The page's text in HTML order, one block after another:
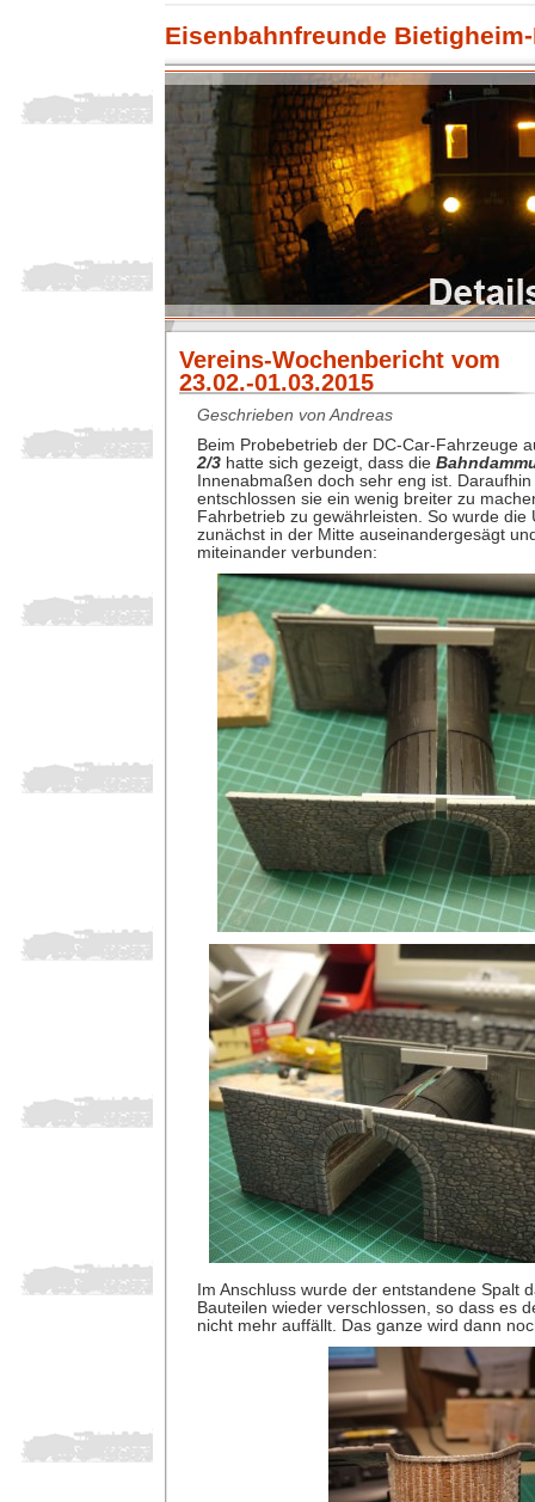
Eisenbahnfreunde
Vereins-Wochenbericht vom
23.02.-01.03.2015
Geschrieben von Andreas
Beim Probebetrieb der DC-Car-Fahrzeuge
2/3hatte sich gezeigt, dass die
Innenabmaßen doch sehr eng ist.
entschlossen sie ein wenig breiter zu
Fahrbetrieb zu gewährleisten. So wurde die
zunächst in der Mitte auseinandergesägt
miteinander verbunden:
Im Anschluss wurde der entstandene Spalt
Bauteilen wieder verschlossen, so dass es
nicht mehr auffällt. Das ganze wird dann